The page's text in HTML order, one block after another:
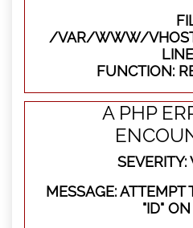
/VAR/WWW/
FUNCTION:
A PHP
MESSAGE: ATTEMPT
"ID"